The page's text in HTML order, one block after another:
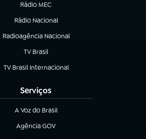
Rádio MEC
Rádio Nacional
(abre em nova aba)
Radioagência Nacional
(abre em nova aba)
TV Brasil
(abre em nova aba)
TV Brasil Internacional
(abre em nova aba)
Serviços
A Voz do Brasil
(abre em nova aba)
Agência GOV
(abre em nova aba)